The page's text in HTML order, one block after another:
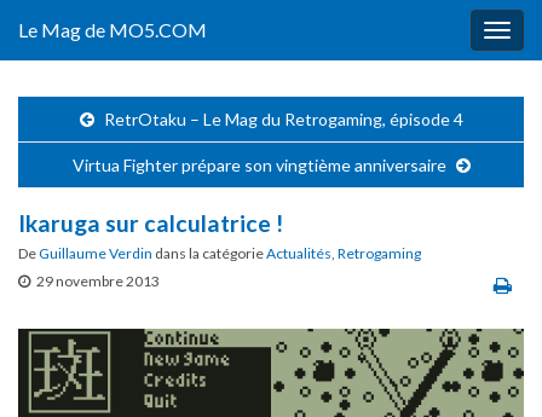
Le Mag de MO5.COM
RetrOtaku – Le Mag du Retrogaming, épisode 4
Virtua Fighter prépare son vingtième anniversaire
Ikaruga sur calculatrice !
DeGuillaume Verdin dans la catégorieActualités, Retrogaming
29 novembre 2013